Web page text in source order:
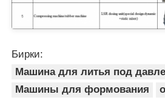
Бирки:
Машина для литья под
Машины для формования